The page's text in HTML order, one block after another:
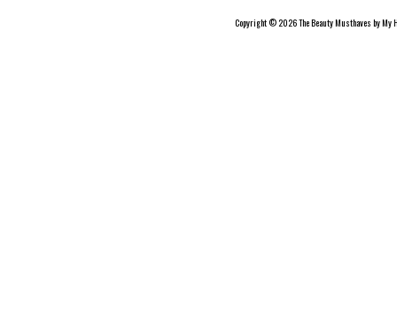
Copyright © 2026 The Beauty Musthaves by My